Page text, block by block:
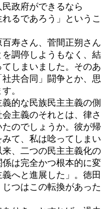
政府ができるなら
るであろう」というこ
寿さん、菅間正朔さん
調停しようもなく、結
しまいました。そのあ
共合同」闘争とか、思
。
的な民族民主主義の側
主義のそれとは、律さ
のでしょうか。彼が帰
て、私は唸ってしまい
、二つの民主主義化の
は完全かつ根本的に変
へと進展した」。徳田
つはこの転換があった